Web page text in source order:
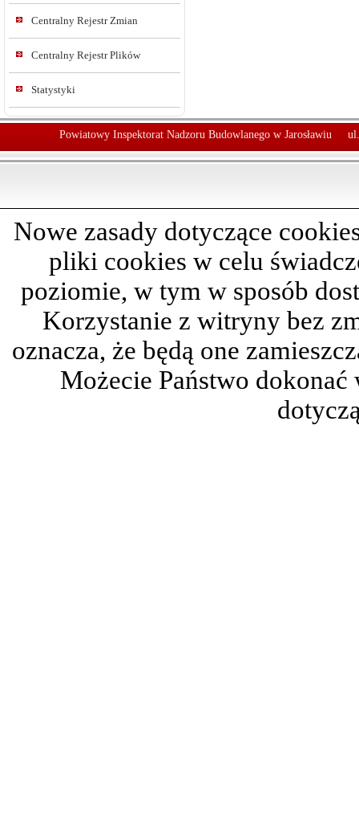
Centralny Rejestr Zmian
Centralny Rejestr Plików
Statystyki
Powiatowy Inspektorat Nadzoru Budowlanego w Jarosławiu
Nowe zasady dotyczące
pliki cookies w celu
poziomie, w tym w sposób
Korzystanie z witryny bez
oznacza, że będą one
Możecie Państwo